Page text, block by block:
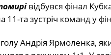
відбувся фінал
11-та зустріч команд у
голуАндрія Ярмоленка,